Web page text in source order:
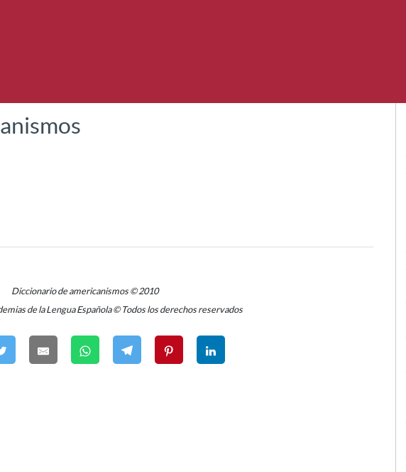
Diccionario de americanismos © 2010
de la Lengua Española © Todos los derechos reservados